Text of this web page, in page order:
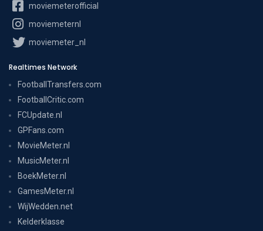
moviemeterofficial
moviemeternl
moviemeter_nl
Realtimes Network
FootballTransfers.com
FootballCritic.com
FCUpdate.nl
GPFans.com
MovieMeter.nl
MusicMeter.nl
BoekMeter.nl
GamesMeter.nl
WijWedden.net
Kelderklasse